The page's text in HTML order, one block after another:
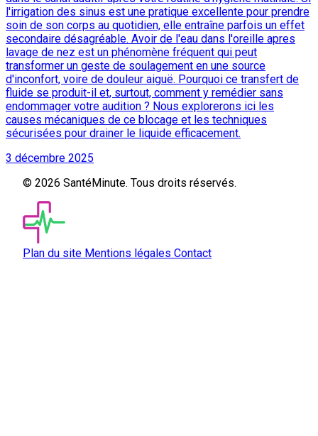
l'irrigation des sinus est une pratique excellente pour prendre
soin de son corps au quotidien, elle entraîne parfois un effet
secondaire désagréable. Avoir de l'eau dans l'oreille apres
lavage de nez est un phénomène fréquent qui peut
transformer un geste de soulagement en une source
d'inconfort, voire de douleur aiguë. Pourquoi ce transfert de
fluide se produit-il et, surtout, comment y remédier sans
endommager votre audition ? Nous explorerons ici les
causes mécaniques de ce blocage et les techniques
sécurisées pour drainer le liquide efficacement.
3 décembre 2025
© 2026 SantéMinute. Tous droits réservés.
Plan du site Mentions légales Contact